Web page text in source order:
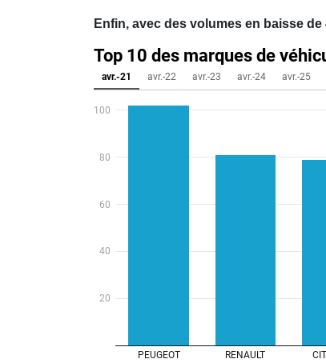
Enfin, avec des volumes en baisse